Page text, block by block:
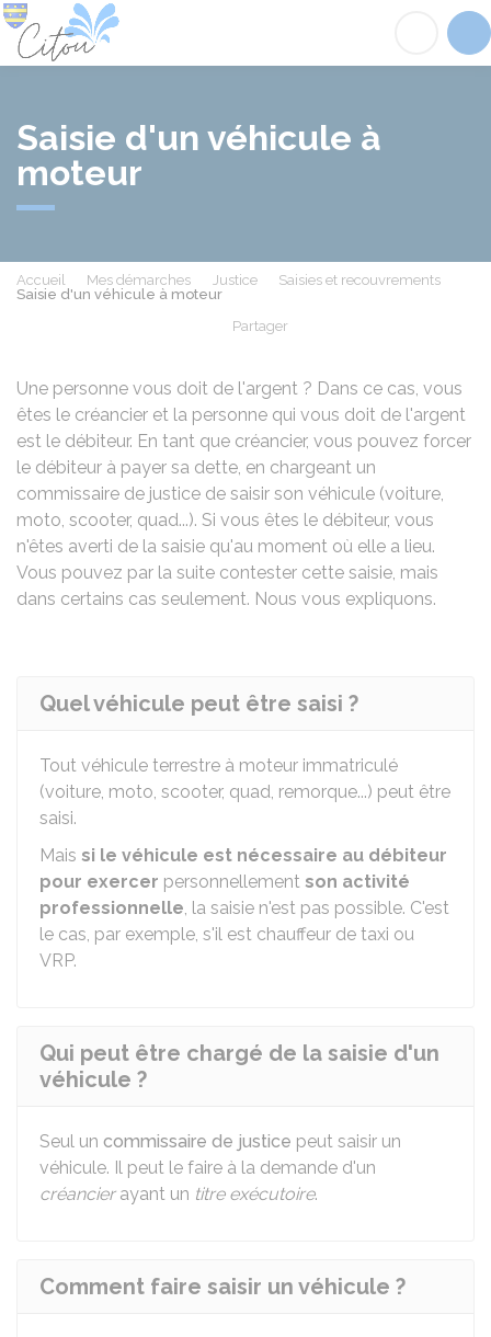
Saisie d'un véhicule à
moteur
Accueil Mes démarches Justice
Saisies et recouvrements
Saisie d'un véhicule à moteur
Partager
Une personne vous doit de l'argent ? Dans ce cas, vous
êtes le créancier et la personne qui vous doit de l'argent
est le débiteur. En tant que créancier, vous pouvez forcer
le débiteur à payer sa dette, en chargeant un
commissaire de justice de saisir son véhicule (voiture,
moto, scooter, quad...). Si vous êtes le débiteur, vous
n'êtes averti de la saisie qu'au moment où elle a lieu.
Vous pouvez par la suite contester cette saisie, mais
dans certains cas seulement. Nous vous expliquons.
Quel véhicule peut être saisi ?
Tout véhicule terrestre à moteur immatriculé
(voiture, moto, scooter, quad, remorque...) peut être
saisi.
Mais si le véhicule est nécessaire au débiteur
pour exercer personnellement son activité
professionnelle, la saisie n'est pas possible. C'est
le cas, par exemple, s'il est chauffeur de taxi ou
VRP.
Qui peut être chargé de la saisie d'un
véhicule ?
Seul un commissaire de justice peut saisir un
véhicule. Il peut le faire à la demande d'un
créancierayant un titre exécutoire.
Comment faire saisir un véhicule ?